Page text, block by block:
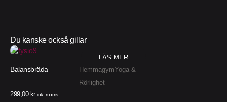
Du kanske också gillar
LÄS MER
Balansbräda HemmagymYoga &
Rörlighet
299,00 kr ink. moms